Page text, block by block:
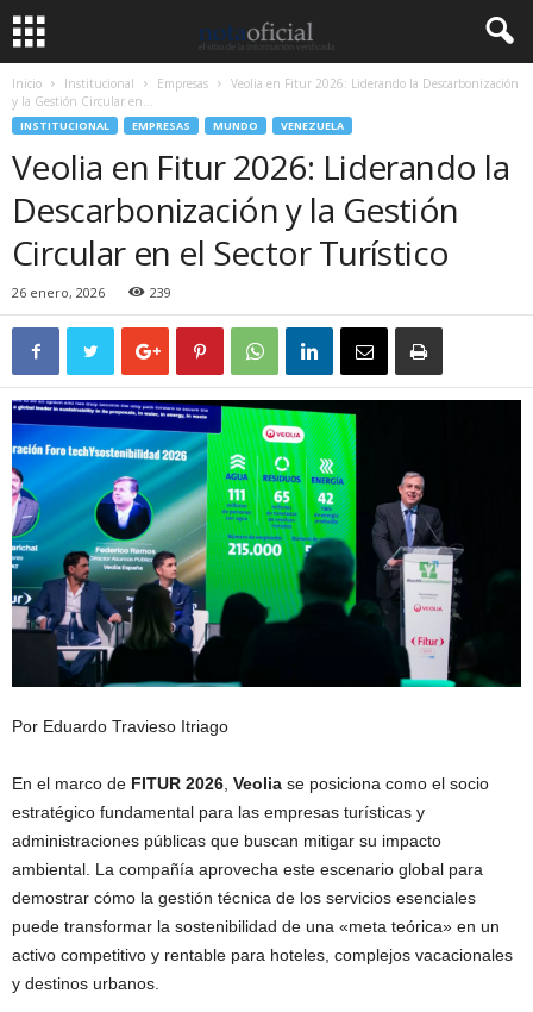
Inicio Institucional Empresas
Veolia en Fitur 2026: Liderando la Descarbonización
y la Gestión Circular en...
INSTITUCIONAL EMPRESAS MUNDO VENEZUELA
Veolia en Fitur 2026: Liderando la
Descarbonización y la Gestión
Circular en el Sector Turístico
26 enero, 2026 239
Por Eduardo Travieso Itriago
En el marco de FITUR 2026 Veolia se posiciona como el socio
estratégico fundamental para las empresas turísticas y
administraciones públicas que buscan mitigar su impacto
ambiental. La compañía aprovecha este escenario global para
demostrar cómo la gestión técnica de los servicios esenciales
puede transformar la sostenibilidad de una «meta teórica» en un
activo competitivo y rentable para hoteles, complejos vacacionales
y destinos urbanos.